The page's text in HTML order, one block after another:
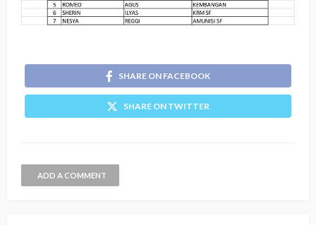
SHARE ON FACEBOOK
SHARE ON TWITTER
ADD A COMMENT